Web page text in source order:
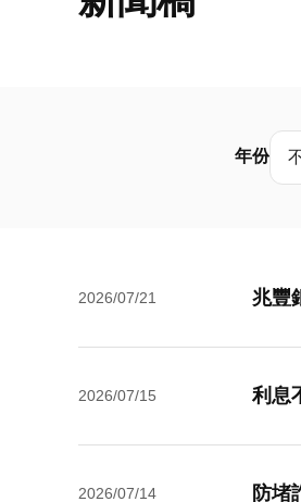
年份
2026/07/21 兆豐
2026/07/15 利息
2026/07/14